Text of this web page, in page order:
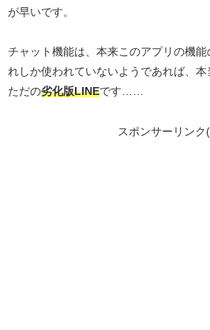
が早いです。
チャット機能は、本来このアプリの機
れしか使われていないようであれば、本
ただの劣化版LINEです……
スポンサーリンク